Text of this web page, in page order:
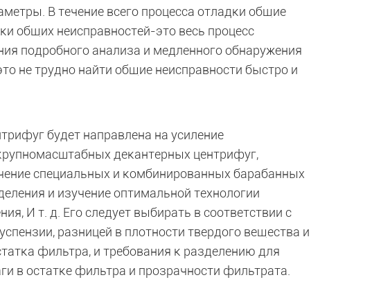
В течение всего процесса отладки общие
общих неисправностей-это весь процесс
подробного анализа и медленного обнаружения
не трудно найти общие неисправности быстро и
будет направлена на усиление
декантерных центрифуг,
специальных и комбинированных барабанных
и изучение оптимальной технологии
И т. д. Его следует выбирать в соответствии с
разницей в плотности твердого вещества и
фильтра, и требования к разделению для
в остатке фильтра и прозрачности фильтрата.